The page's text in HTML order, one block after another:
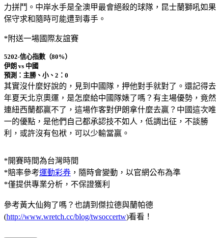
力拼鬥。中岸水手是全澳甲最會絕殺的球隊，昆士蘭獅吼如果
保守求和隨時可能遭到毒手。
*附送一場國際友誼賽
5202-信心指數（80%）
伊朗 vs 中國
預測：主勝、小、2：0
其實沒什麼好說的，見到中國隊，押他對手就對了。還記得去
年夏天北京奧運，是怎麼給中國隊婊了嗎？有主場優勢，竟然
連紐西蘭都贏不了，這場作客對伊朗拿什麼去贏？中國這次唯
一的優點，是他們自己都承認技不如人，低調出征，不談勝
利，或許沒有包袱，可以少輸當贏。
*開賽時間為台灣時間
*賠率參考運動彩券 ，隨時會變動，以官網公布為準
*僅提供專業分析，不保證獲利
參考黃大仙夠了嗎？也請到傑拉德與蘭帕德
(http://www.wretch.cc/blog/twsoccertw)看看！